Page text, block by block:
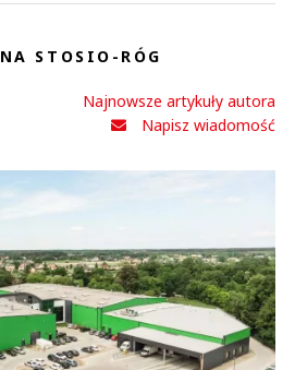
STOSIO-RÓG
Najnowsze artykuły autora
Napisz wiadomość